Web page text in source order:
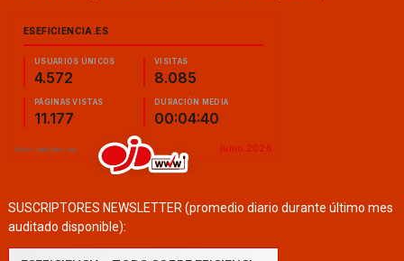
SUSCRIPTORES NEWSLETTER (promedio diario durante último mes
auditado disponible):